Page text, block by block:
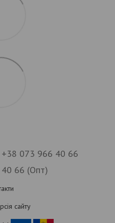
+38 073 966 40 66
66 (Опт)
сайту